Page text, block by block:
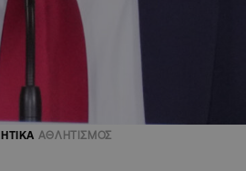
ΑΘΛΗΤΙΣΜΟΣ